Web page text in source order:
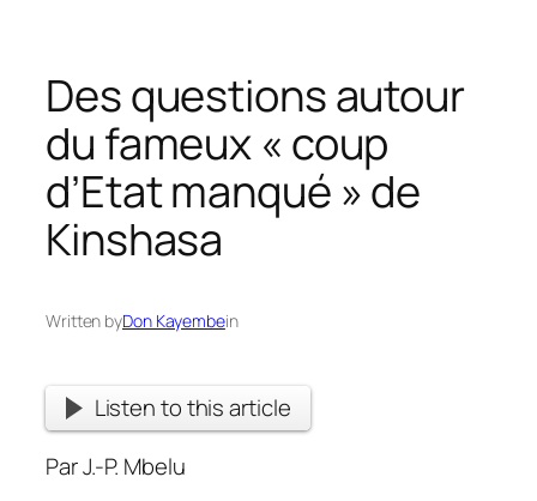
Des questions autour
du fameux « coup
d’Etat manqué » de
Kinshasa
Written byDon Kayembein
Listen to this article
Par J.-P. Mbelu